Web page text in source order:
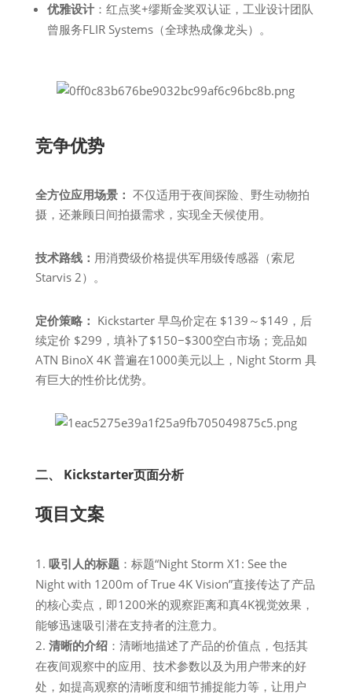
优雅设计：红点奖+缪斯金奖双认证，工业设计团队
曾服务FLIR Systems（全球热成像龙头）。
竞争优势
全方位应用场景： 不仅适用于夜间探险、野生动物拍
摄，还兼顾日间拍摄需求，实现全天候使用。
技术路线： 用消费级价格提供军用级传感器（索尼
Starvis 2）。
定价策略： Kickstarter 早鸟价定在 $139～$149，后
续定价 $299，填补了$150−$300空白市场；竞品如
ATN BinoX 4K 普遍在1000美元以上，Night Storm 具
有巨大的性价比优势。
二、 Kickstarter页面分析
项目文案
吸引人的标题：标题“Night Storm X1: See the
Night with 1200m of True 4K Vision”直接传达了产品
的核心卖点，即1200米的观察距离和真4K视觉效果，
能够迅速吸引潜在支持者的注意力。
清晰的介绍：清晰地描述了产品的价值点，包括其
在夜间观察中的应用、技术参数以及为用户带来的好
处，如提高观察的清晰度和细节捕捉能力等，让用户